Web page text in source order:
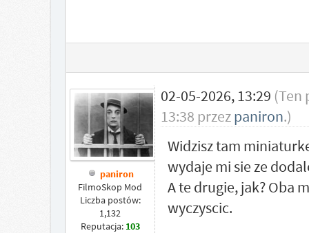
paniron
FilmoSkop Mod
Liczba postów:
1,132
Reputacja: 103
02-05-2026, 13:29 (Ten
13:38 przezpaniron.)
Widzisz tam
wydaje mi sie ze
A te drugie, jak? Oba
wyczyscic.